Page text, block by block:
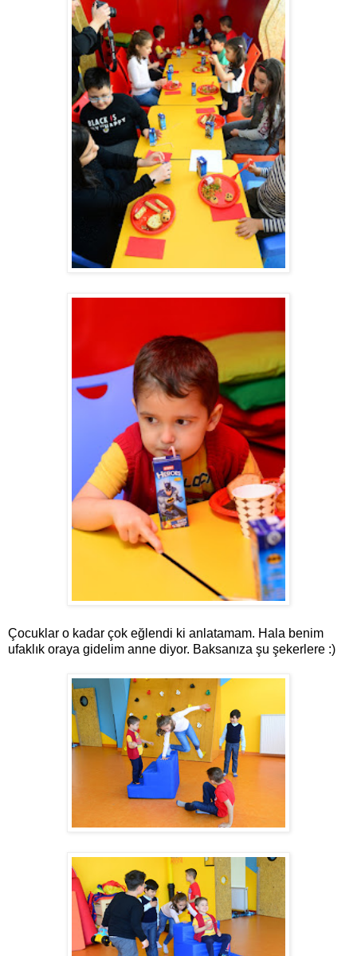
Çocuklar o kadar çok eğlendi ki anlatamam. Hala benim
ufaklık oraya gidelim anne diyor. Baksanıza şu şekerlere :)